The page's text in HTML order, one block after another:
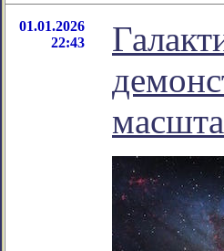
01.01.2026
22:43